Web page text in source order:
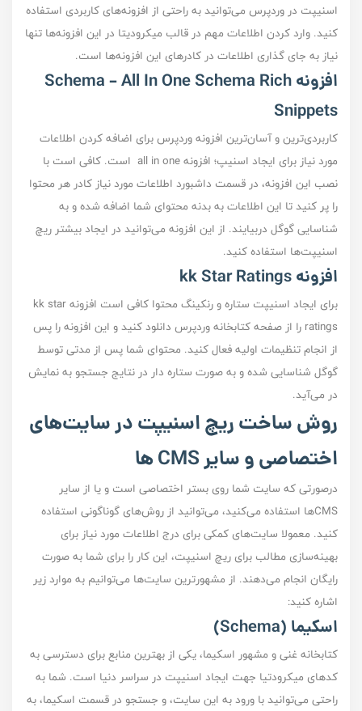
اسنیپت ‌در وردپرس می‌توانید به راحتی از افزونه‌های کاربردی استفاده
کنید. وارد کردن اطلاعات مهم در قالب میکرودیتا در این افزونه‌ها تنها
نیاز به جای گذاری اطلاعات در کادر‌های این افزونه‌ها است.
افزونه Schema – All In One Schema Rich
Snippets
کاربردی‌ترین و آسان‌ترین افزونه وردپرس برای اضافه کردن اطلاعات
مورد نیاز برای ایجاد اسنیپ؛ افزونه all in one است. کافی است با
نصب این افزونه، در قسمت داشبورد اطلاعات مورد نیاز کادر هر محتوا
را پر کنید تا این اطلاعات به بدنه محتوای شما اضافه شده و به
شناسایی گوگل دربیایند. از این افزونه می‌توانید در ایجاد بیشتر ریچ
اسنیپت‌ها استفاده کنید.
افزونه kk Star Ratings
برای ایجاد اسنیپت ستاره و رنکینگ محتوا کافی است افزونه kk star
ratings را از صفحه کتابخانه وردپرس دانلود کنید و این افزونه را پس
از انجام تنظیمات اولیه فعال کنید. محتوای شما پس از مدتی توسط
گوگل شناسایی شده و به صورت ستاره دار در نتایج جستجو به نمایش
در می‌آید.
روش ساخت ریچ اسنیپت در سایت‌های
اختصاصی و سایر CMS ها
درصورتی که سایت شما روی بستر اختصاصی است و یا از سایر
CMS‌ها استفاده می‌کنید، می‌توانید از روش‌های گوناگونی استفاده
کنید. معمولا سایت‌های کمکی برای درج اطلاعات مورد نیاز برای
بهینه‌سازی مطالب برای ریچ اسنیپت، این کار را برای شما به صورت
رایگان انجام می‌دهند. از مشهور‌ترین سایت‌ها می‌توانیم به موارد زیر
اشاره کنید:
اسکیما (Schema)
کتابخانه غنی و مشهور اسکیما، یکی از بهترین منابع برای دسترسی به
کد‌های میکرودتیا جهت ایجاد اسنیپت در سراسر دنیا است. شما به
راحتی می‌توانید با ورود به این سایت، و جستجو در قسمت اسکیما، به